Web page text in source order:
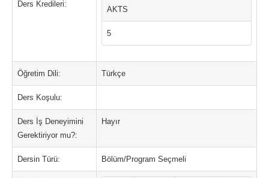
Ders Kredileri:
AKTS
5
Öğretim Dili: Türkçe
Ders Koşulu:
Ders İş Deneyimini
Gerektiriyor mu?:
Hayır
Dersin Türü: Bölüm/Program Seçmeli